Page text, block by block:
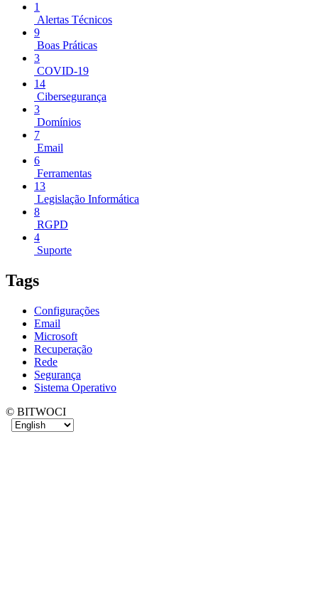
1
Alertas Técnicos
9
Boas Práticas
3
COVID-19
14
Cibersegurança
3
Domínios
7
Email
6
Ferramentas
13
Legislação Informática
8
RGPD
4
Suporte
Tags
Configurações
Email
Microsoft
Recuperação
Rede
Segurança
Sistema Operativo
© BITWOCI